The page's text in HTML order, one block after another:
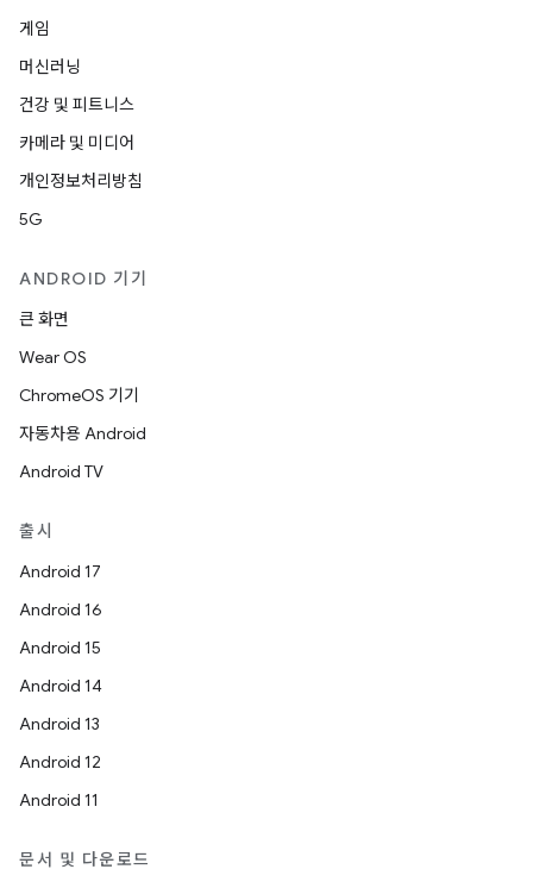
게임
머신러닝
건강 및 피트니스
카메라 및 미디어
개인정보처리방침
5G
ANDROID 기기
큰 화면
Wear OS
ChromeOS 기기
자동차용 Android
Android TV
출시
Android 17
Android 16
Android 15
Android 14
Android 13
Android 12
Android 11
문서 및 다운로드